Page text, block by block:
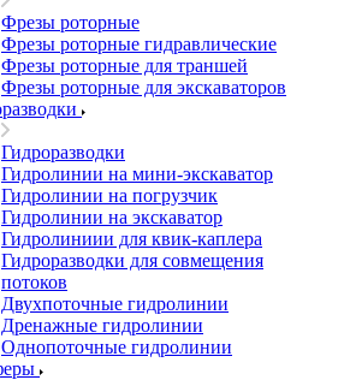
Фрезы роторные
Фрезы роторные гидравлические
Фрезы роторные для траншей
Фрезы роторные для экскаваторов
Гидроразводки
Гидролинии на мини-экскаватор
Гидролинии на погрузчик
Гидролинии на экскаватор
Гидролиниии для квик-каплера
Гидроразводки для совмещения
потоков
Двухпоточные гидролинии
Дренажные гидролинии
Однопоточные гидролинии